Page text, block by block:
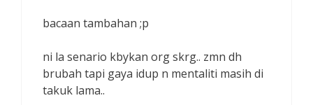
bacaan tambahan ;p
ni la senario kbykan org skrg.. zmn dh
brubah tapi gaya idup n mentaliti masih di
takuk lama..